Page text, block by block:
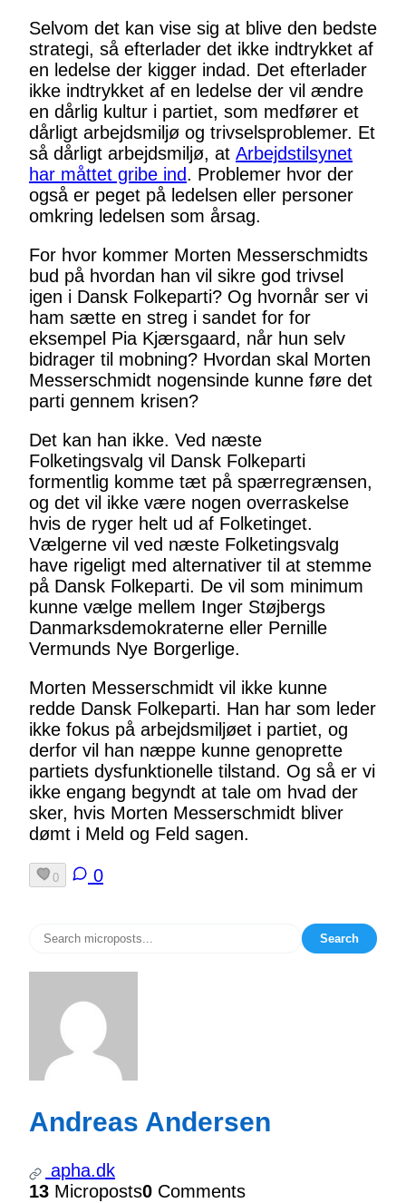
Selvom det kan vise sig at blive den bedste
strategi, så efterlader det ikke indtrykket af
en ledelse der kigger indad. Det efterlader
ikke indtrykket af en ledelse der vil ændre
en dårlig kultur i partiet, som medfører et
dårligt arbejdsmiljø og trivselsproblemer. Et
så dårligt arbejdsmiljø, at Arbejdstilsynet
har måttet gribe ind. Problemer hvor der
også er peget på ledelsen eller personer
omkring ledelsen som årsag.
For hvor kommer Morten Messerschmidts
bud på hvordan han vil sikre god trivsel
igen i Dansk Folkeparti? Og hvornår ser vi
ham sætte en streg i sandet for for
eksempel Pia Kjærsgaard, når hun selv
bidrager til mobning? Hvordan skal Morten
Messerschmidt nogensinde kunne føre det
parti gennem krisen?
Det kan han ikke. Ved næste
Folketingsvalg vil Dansk Folkeparti
formentlig komme tæt på spærregrænsen,
og det vil ikke være nogen overraskelse
hvis de ryger helt ud af Folketinget.
Vælgerne vil ved næste Folketingsvalg
have rigeligt med alternativer til at stemme
på Dansk Folkeparti. De vil som minimum
kunne vælge mellem Inger Støjbergs
Danmarksdemokraterne eller Pernille
Vermunds Nye Borgerlige.
Morten Messerschmidt vil ikke kunne
redde Dansk Folkeparti. Han har som leder
ikke fokus på arbejdsmiljøet i partiet, og
derfor vil han næppe kunne genoprette
partiets dysfunktionelle tilstand. Og så er vi
ikke engang begyndt at tale om hvad der
sker, hvis Morten Messerschmidt bliver
dømt i Meld og Feld sagen.
0 0
Search
Andreas Andersen
apha.dk
13 Microposts0 Comments